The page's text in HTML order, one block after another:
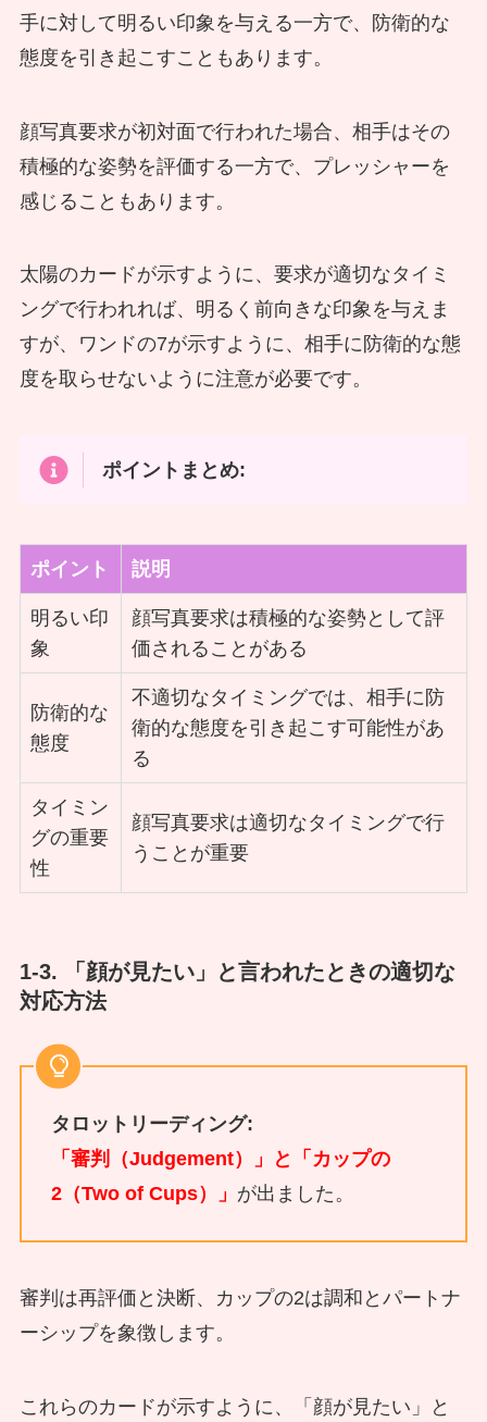
手に対して明るい印象を与える一方で、防衛的な
態度を引き起こすこともあります。
顔写真要求が初対面で行われた場合、相手はその
積極的な姿勢を評価する一方で、プレッシャーを
感じることもあります。
太陽のカードが示すように、要求が適切なタイミ
ングで行われれば、明るく前向きな印象を与えま
すが、ワンドの7が示すように、相手に防衛的な態
度を取らせないように注意が必要です。
ポイントまとめ:
ポイント 説明
明るい印
象
顔写真要求は積極的な姿勢として評
価されることがある
防衛的な
態度
不適切なタイミングでは、相手に防
衛的な態度を引き起こす可能性があ
る
タイミン
グの重要
性
顔写真要求は適切なタイミングで行
うことが重要
1-3. 「顔が見たい」と言われたときの適切な
対応方法
タロットリーディング:
「審判（Judgement）」と「カップの
2（Two of Cups）」 が出ました。
審判は再評価と決断、カップの2は調和とパートナ
ーシップを象徴します。
これらのカードが示すように、「顔が見たい」と